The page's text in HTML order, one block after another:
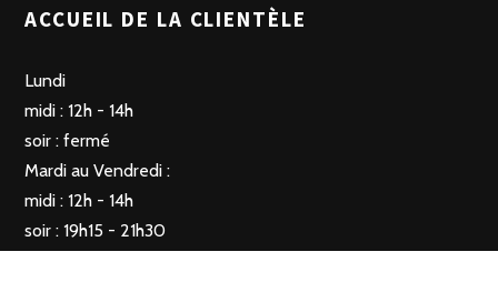
ACCUEIL DE LA CLIENTÈLE
Lundi
midi : 12h - 14h
soir : fermé
Mardi au Vendredi :
midi : 12h - 14h
soir : 19h15 - 21h30